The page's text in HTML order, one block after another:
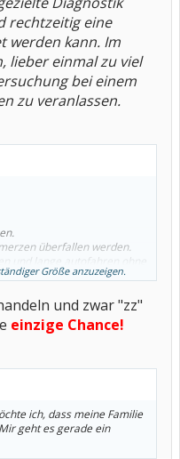
rechtzeitig eine
werden kann. Im
lieber einmal zu viel
bei einem
zu veranlassen.
überfallen werden.
und lange autofahren ohne
Größe anzuzeigen.
und zwar "zz"
einzige Chance!
ich, dass meine Familie
geht es gerade ein